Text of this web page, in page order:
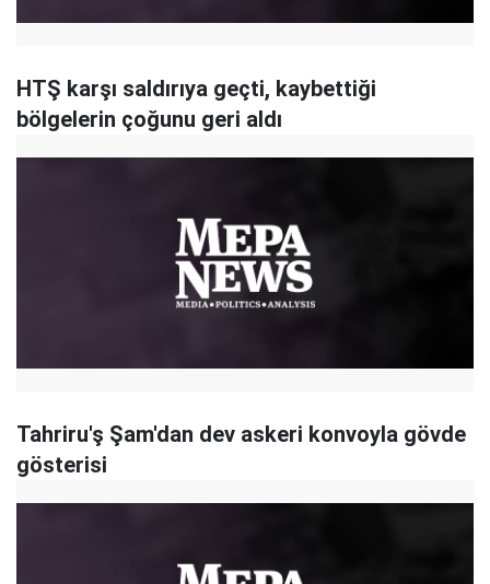
HTŞ karşı saldırıya geçti, kaybettiği
bölgelerin çoğunu geri aldı
Tahriru'ş Şam'dan dev askeri konvoyla gövde
gösterisi